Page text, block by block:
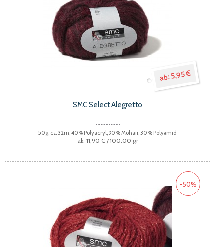
5,95 €
SMC Select Alegretto
50g, ca. 32m, 40% Polyacryl, 30% Mohair, 30% Polyamid
11,90 € / 100.00 gr
-50%